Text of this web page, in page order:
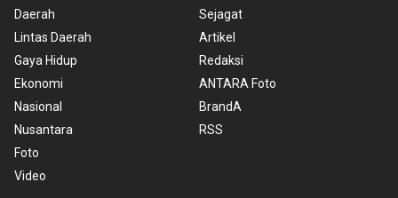
Daerah
Lintas Daerah
Gaya Hidup
Ekonomi
Nasional
Nusantara
Foto
Video
Sejagat
Artikel
Redaksi
ANTARA Foto
BrandA
RSS